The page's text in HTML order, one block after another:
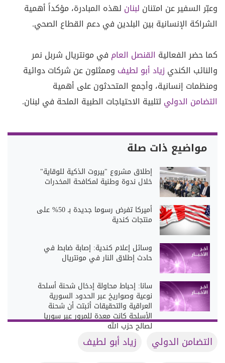
وعبّر السفير عن امتنان لبنان لهذه المبادرة، مؤكداً أهمية
الشراكة الإنسانية بين البلدين في دعم القطاع الصحي.
كما حضر الفعالية القنصل العام في مونتريال شربل نمر
والنائب الكندي زياد أبو لطيف وممثلون عن شركات دوائية
ومنظمات إنسانية، وأجمع المتحدثون على أهمية
التضامن الدولي لتلبية الاحتياجات الطبية الملحة في لبنان.
مواضيع ذات صلة
إطلاق مشروع "بيروت الذكية للوقاية"
خلال ندوة وطنية لمكافحة المخدرات
أميركا تفرض رسوما جديدة بـ 50% على
منتجات كندية
وسائل إعلام كندية: إصابة ضابط في
حادث إطلاق النار في مونتريال
سانا: إحباط محاولة إدخال شحنة أسلحة
نوعية وصواريخ عبر الحدود السورية
العراقية والتحقيقات أثبتت أن شحنة
الأسلحة كانت معدة للمرور عبر سوريا
لصالح حزب الله
التضامن الدولي
زياد أبو لطيف